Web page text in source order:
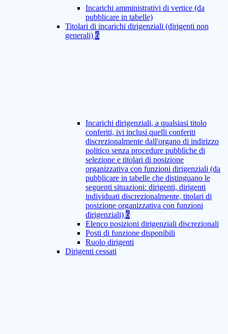
Incarichi amministrativi di vertice (da
pubblicare in tabelle)
Titolari di incarichi dirigenziali (dirigenti non
generali) 6
Incarichi dirigenziali, a qualsiasi titolo
conferiti, ivi inclusi quelli conferiti
discrezionalmente dall'organo di indirizzo
politico senza procedure pubbliche di
selezione e titolari di posizione
organizzativa con funzioni dirigenziali (da
pubblicare in tabelle che distinguano le
seguenti situazioni: dirigenti, dirigenti
individuati discrezionalmente, titolari di
posizione organizzativa con funzioni
dirigenziali) 6
Elenco posizioni dirigenziali discrezionali
Posti di funzione disponibili
Ruolo dirigenti
Dirigenti cessati